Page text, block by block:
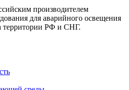
производителем
для аварийного освещения
территории РФ и СНГ.